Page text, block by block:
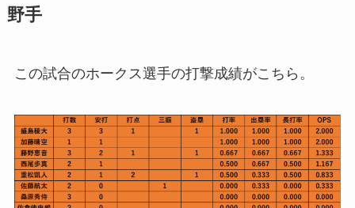
野手
この試合のホークス選手の打撃成績がこちら。